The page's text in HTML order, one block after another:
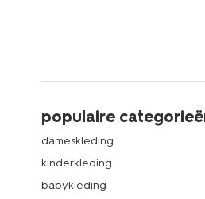
populaire
dameskleding
kinderkleding
babykleding